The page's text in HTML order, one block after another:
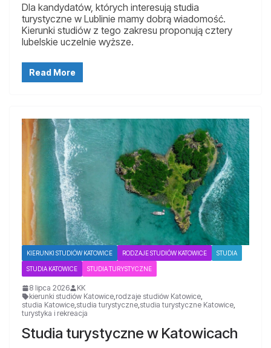
Dla kandydatów, których interesują studia
turystyczne w Lublinie mamy dobrą wiadomość.
Kierunki studiów z tego zakresu proponują cztery
lubelskie uczelnie wyższe.
Read More
KIERUNKI STUDIÓW KATOWICE RODZAJE STUDIÓW KATOWICE STUDIA
STUDIA KATOWICE STUDIA TURYSTYCZNE
8 lipca 2026
KK
kierunki studiów Katowice,rodzaje studiów Katowice,
studia Katowice,studia turystyczne,studia turystyczne Katowice,
turystyka i rekreacja
Studia turystyczne w Katowicach